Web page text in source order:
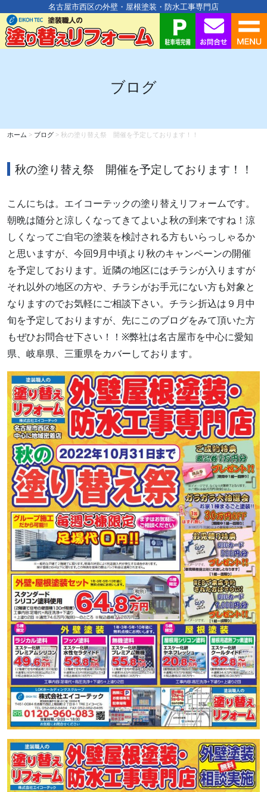
名古屋市西区の外壁・屋根塗装・防水工事専門店
ブログ
ホーム > ブログ > 秋の塗り替え祭 開催を予定しております！！
秋の塗り替え祭 開催を予定しております！！
こんにちは。エイコーテックの塗り替えリフォームです。
朝晩は随分と涼しくなってきてよいよ秋の到来ですね！涼
しくなってご自宅の塗装を検討される方もいらっしゃるか
と思いますが、今回9月中頃より秋のキャンペーンの開催
を予定しております。近隣の地区にはチラシが入りますが
それ以外の地区の方や、チラシがお手元にない方も対象と
なりますのでお気軽にご相談下さい。チラシ折込は９月中
旬を予定しておりますが、先にこのブログをみて頂いた方
もぜひお問合せ下さい！！※弊社は名古屋市を中心に愛知
県、岐阜県、三重県をカバーしております。